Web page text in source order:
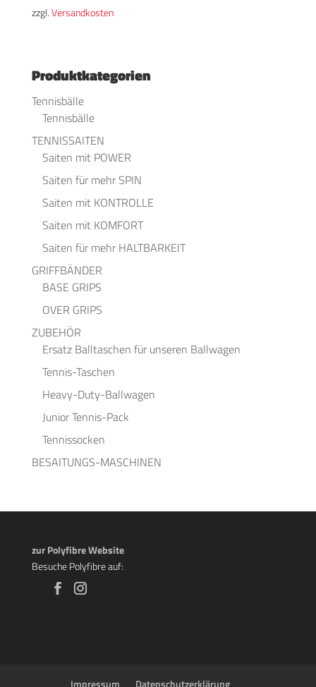
€0,00 €14,95.
zzgl.Versandkosten
Produktkategorien
Tennisbälle
Tennisbälle
TENNISSAITEN
Saiten mit POWER
Saiten für mehr SPIN
Saiten mit KONTROLLE
Saiten mit KOMFORT
Saiten für mehr HALTBARKEIT
GRIFFBÄNDER
BASE GRIPS
OVER GRIPS
ZUBEHÖR
Ersatz Balltaschen für unseren Ballwagen
Tennis-Taschen
Heavy-Duty-Ballwagen
Junior Tennis-Pack
Tennissocken
BESAITUNGS-MASCHINEN
zur Polyfibre Website
Besuche Polyfibre auf:
Impressum Datenschutzerklärung